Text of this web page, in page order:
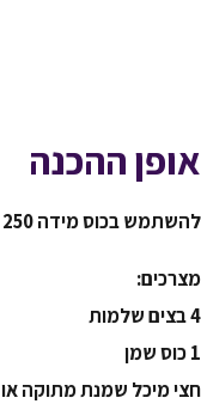
אופן ההכנה
להשתמש בכוס מידה 250 מיל
מצרכים:
4 בצים שלמות
1 כוס שמן
חצי מיכל שמנת מתוקה